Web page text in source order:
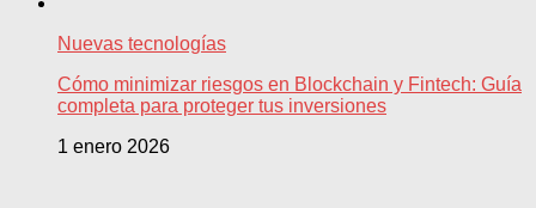
Nuevas tecnologías
Cómo minimizar riesgos en Blockchain y Fintech: Guía
completa para proteger tus inversiones
1 enero 2026